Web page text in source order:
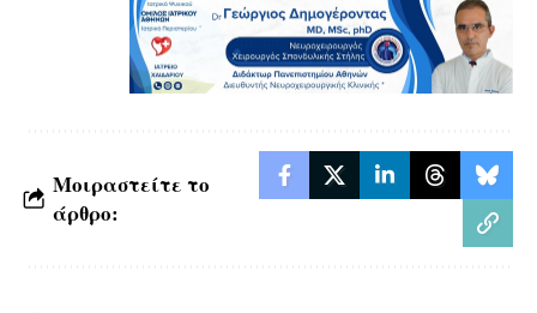
Μοιραστείτε το
άρθρο: